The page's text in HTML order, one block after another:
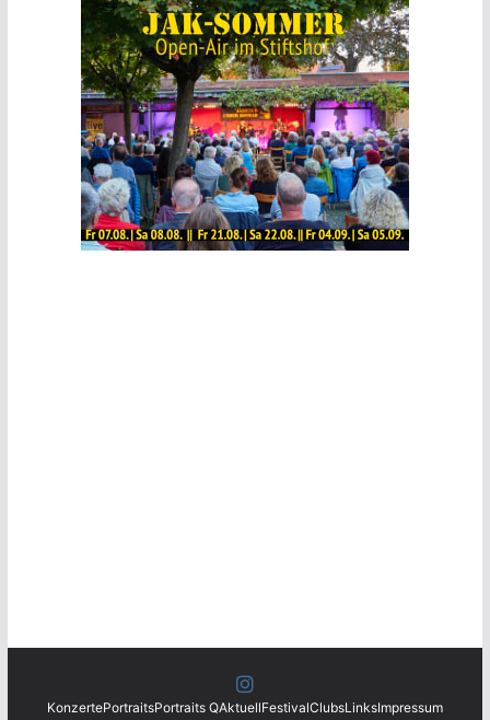
KonzertePortraitsPortraits QAktuellFestivalClubsLinksImpressum